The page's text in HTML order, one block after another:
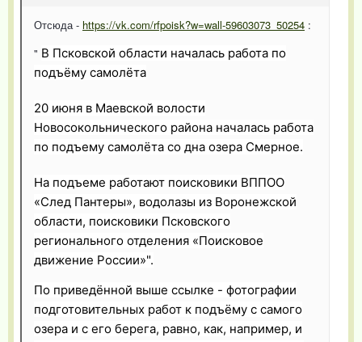
Отсюда - https://vk.com/rfpoisk?w=wall-59603073_50254 :
" В Псковской области началась работа по
подъёму самолёта
20 июня в Маевской волости
Новосокольнического района началась работа
по подъему самолёта со дна озера Смерное.
На подъеме работают поисковики ВППОО
«След Пантеры», водолазы из Воронежской
области, поисковики Псковского
регионального отделения «Поисковое
движение России»".
По приведённой выше ссылке - фотографии
подготовительных работ к подъёму с самого
озера и с его берега, равно, как, например, и